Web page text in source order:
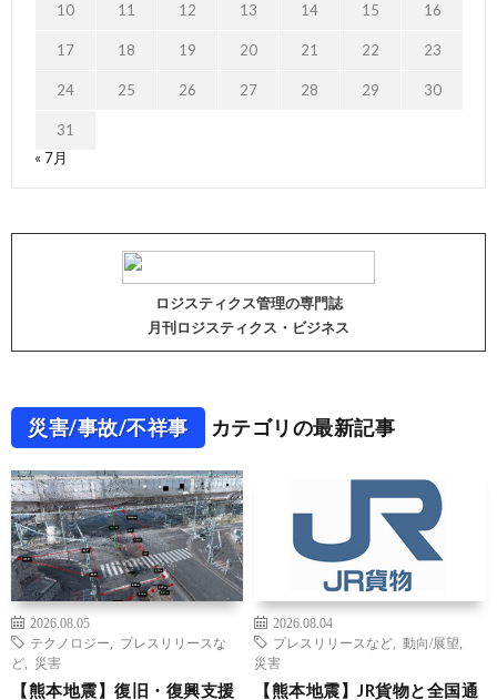
10 11 12 13 14 15 16
17 18 19 20 21 22 23
24 25 26 27 28 29 30
31
« 7月
ロジスティクス管理の専門誌
月刊ロジスティクス・ビジネス
災害/事故/不祥事 カテゴリの最新記事
2026.08.05
テクノロジー
プレスリリースな
ど
災害
【熊本地震】復旧・復興支援
2026.08.04
プレスリリースなど
動向/展望
災害
【熊本地震】JR貨物と全国通